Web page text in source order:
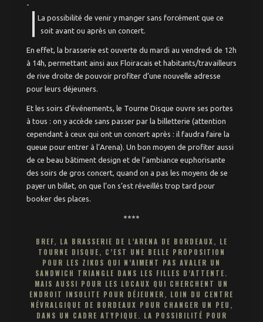
La possibilité de venir y manger sans forcément que ce
soit avant ou après un concert.
En effet, la brasserie est ouverte du mardi au vendredi de 12h
à 14h, permettant ainsi aux Floiracais et habitants/travailleurs
de rive droite de pouvoir profiter d’une nouvelle adresse
pour leurs déjeuners.
Et les soirs d’événements, le Tourne Disque ouvre ses portes
à tous : on y accède sans passer par la billetterie (attention
cependant à ceux qui ont un concert après : il faudra faire la
queue pour entrer à l’Arena). Un bon moyen de profiter aussi
de ce beau bâtiment design et de l’ambiance euphorisante
des soirs de gros concert, quand on a pas les moyens de se
payer un billet, on que l’on s’est réveillés trop tard pour
booker des places.
****
BREF, LA BRASSERIE DE L’ARENA DE BORDEAUX, LE
TOURNE DISQUE, C’EST UNE BELLE PROPOSITION
POUR LES ZIKOS QUI N’AIMENT PAS AVALER UN
SANDWICH TRIANGLE DANS LES FILLES D’ATTENTE.
MAIS AUSSI POUR LES LOCAUX QUI CHERCHENT UN
ENDROIT INSOLITE POUR DÉJEUNER, LOIN DU CENTRE
NÉVRALGIQUE DE BORDEAUX POUR CHANGER UN PEU,
DANS UN CADRE ATYPIQUE. LA POSSIBILITÉ POUR